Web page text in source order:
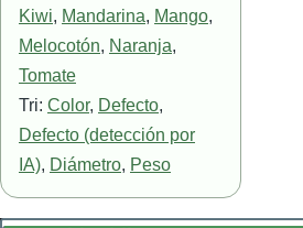
Kiwi, Mandarina, Mango,
Melocotón, Naranja,
Tomate
Tri: Color, Defecto,
Defecto (detección por
IA), Diámetro, Peso